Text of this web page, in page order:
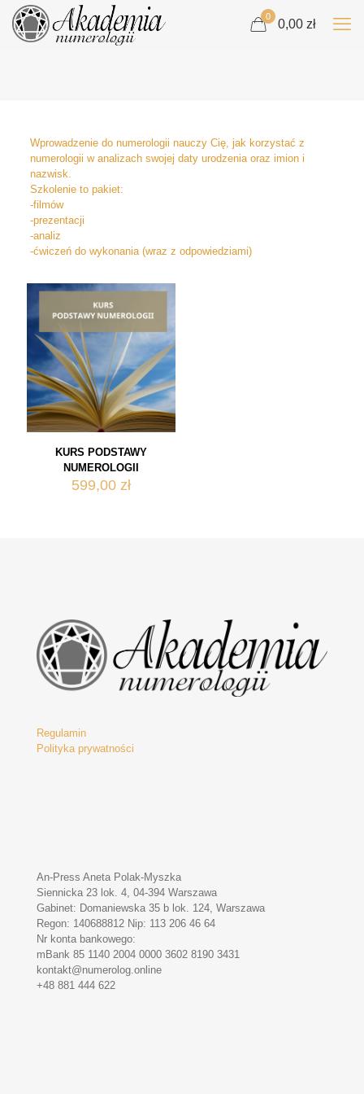
0
0,00 zł
Wprowadzenie do numerologii nauczy Cię, jak korzystać z
numerologii w analizach swojej daty urodzenia oraz imion i
nazwisk.
Szkolenie to pakiet:
-filmów
-prezentacji
-analiz
-ćwiczeń do wykonania (wraz z odpowiedziami)
KURS PODSTAWY
NUMEROLOGII
599,00zł
Regulamin
Polityka prywatności
An-Press Aneta Polak-Myszka
Siennicka 23 lok. 4, 04-394 Warszawa
Gabinet: Domaniewska 35 b lok. 124, Warszawa
Regon: 140688812 Nip: 113 206 46 64
Nr konta bankowego:
mBank 85 1140 2004 0000 3602 8190 3431
kontakt@numerolog.online
+48 881 444 622